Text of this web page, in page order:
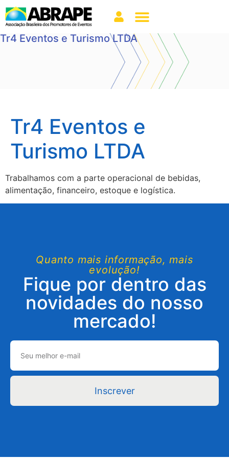
Tr4 Eventos e Turismo LTDA
Tr4 Eventos e
Turismo LTDA
Trabalhamos com a parte operacional de bebidas,
alimentação, financeiro, estoque e logística.
Quanto mais informação, mais
evolução!
Fique por dentro das
novidades do nosso
mercado!
Inscrever